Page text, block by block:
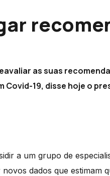
as suas
19, disse hoje o
a um grupo de
dados que estimam